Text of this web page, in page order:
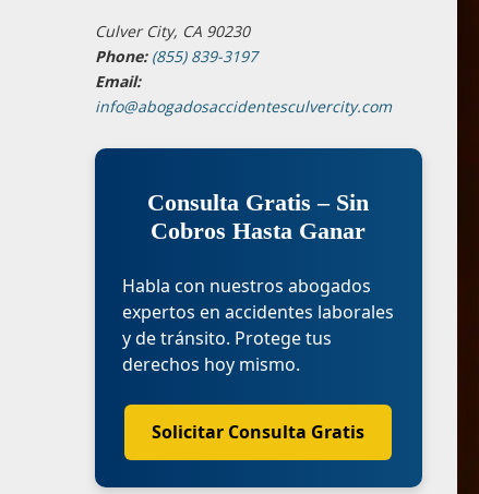
Culver City, CA 90230
Phone: (855) 839-3197
Email:
info@abogadosaccidentesculvercity.com
Consulta Gratis – Sin
Cobros Hasta Ganar
Habla con nuestros abogados
expertos en accidentes laborales
y de tránsito. Protege tus
derechos hoy mismo.
Solicitar Consulta Gratis